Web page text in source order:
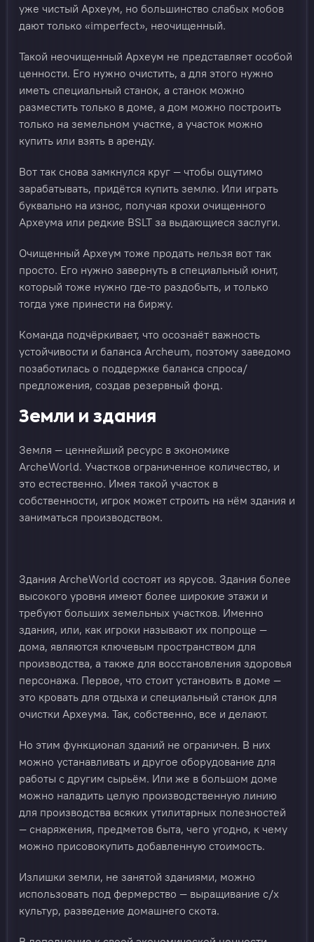
уже чистый Археум, но большинство слабых мобов
дают только «imperfect», неочищенный.
Такой неочищенный Археум не представляет особой
ценности. Его нужно очистить, а для этого нужно
иметь специальный станок, а станок можно
разместить только в доме, а дом можно построить
только на земельном участке, а участок можно
купить или взять в аренду.
Вот так снова замкнулся круг — чтобы ощутимо
зарабатывать, придётся купить землю. Или играть
буквально на износ, получая крохи очищенного
Археума или редкие BSLT за выдающиеся заслуги.
Очищенный Археум тоже продать нельзя вот так
просто. Его нужно завернуть в специальный юнит,
который тоже нужно где-то раздобыть, и только
тогда уже принести на биржу.
Команда подчёркивает, что осознаёт важность
устойчивости и баланса Archeum, поэтому заведомо
позаботилась о поддержке баланса спроса/
предложения, создав резервный фонд.
Земли и здания
Земля — ценнейший ресурс в экономике
ArcheWorld. Участков ограниченное количество, и
это естественно. Имея такой участок в
собственности, игрок может строить на нём здания и
заниматься производством.
Здания ArcheWorld состоят из ярусов. Здания более
высокого уровня имеют более широкие этажи и
требуют больших земельных участков. Именно
здания, или, как игроки называют их попроще —
дома, являются ключевым пространством для
производства, а также для восстановления здоровья
персонажа. Первое, что стоит установить в доме —
это кровать для отдыха и специальный станок для
очистки Археума. Так, собственно, все и делают.
Но этим функционал зданий не ограничен. В них
можно устанавливать и другое оборудование для
работы с другим сырьём. Или же в большом доме
можно наладить целую производственную линию
для производства всяких утилитарных полезностей
— снаряжения, предметов быта, чего угодно, к чему
можно присовокупить добавленную стоимость.
Излишки земли, не занятой зданиями, можно
использовать под фермерство — выращивание с/х
культур, разведение домашнего скота.